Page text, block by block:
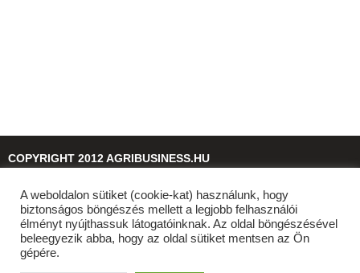
COPYRIGHT 2012 AGRIBUSINESS.HU
© 2026agribusiness.hu
A weboldalon sütiket (cookie-kat) használunk, hogy
biztonságos böngészés mellett a legjobb felhasználói
élményt nyújthassuk látogatóinknak. Az oldal böngészésével
beleegyezik abba, hogy az oldal sütiket mentsen az Ön
gépére.